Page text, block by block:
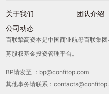
关于我们 团队介绍
公司动态
百联挚高资本是中国商业航母百联集
募股权基金投资管理平台。
BP请发至 ：bp@confitop.com
其他事务请联系：